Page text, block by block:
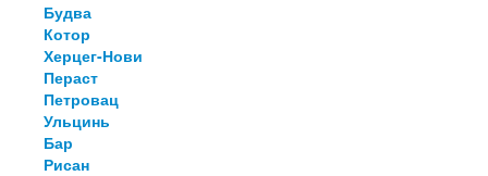
Будва
Котор
Херцег-Нови
Пераст
Петровац
Ульцинь
Бар
Рисан